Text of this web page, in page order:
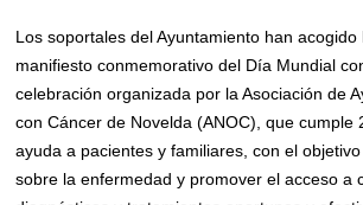
Los soportales del Ayuntamiento han acogido
manifiesto conmemorativo del Día Mundial
celebración organizada por la Asociación de
con Cáncer de Novelda (ANOC), que cumple
ayuda a pacientes y familiares, con el
sobre la enfermedad y promover el acceso a